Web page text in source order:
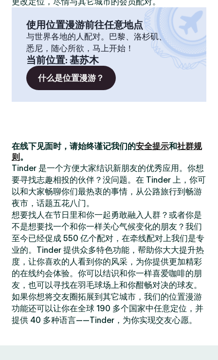
使用位置漫游前往任意地点
与世界各地的人配对。巴黎、洛杉矶、
悉尼，随心所欲，马上开始！
当前位置: 基苏木
什么是位置漫游？
在线下见面时，请始终谨记我们的安全提示和社群规
则 。
Tinder 是一个方便大家结识新朋友的优秀应用。你想
要寻找志趣相投的伙伴？没问题。在 Tinder 上，你可
以和大家畅聊你们最热衷的事情，从公路旅行到畅游
夜市，话题五花八门。
想要找人在节日里和你一起勇敢融入人群？或者你是
不是想要找一个和你一样关心气候变化的朋友？我们
至今已经促成 550 亿个配对，在牵线配对上我们是专
业的。Tinder 提供众多特色功能，帮助你大大提升热
度，让你喜欢的人看到你的风采，为你提供更加精彩
的在线约会体验。你可以结识和你一样喜爱咖啡的朋
友，也可以寻找在羽毛球场上和你酣畅对决的球友。
如果你想将交友圈拓展到其它城市，我们的位置漫游
功能还可以让你在全球 190 多个国家中任意定位，并
提供 40 多种语言——Tinder，为你实现交友心愿。